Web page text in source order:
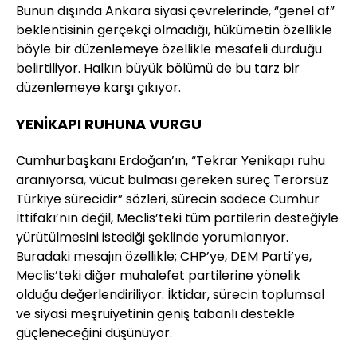
Bunun dışında Ankara siyasi çevrelerinde, “genel af”
beklentisinin gerçekçi olmadığı, hükümetin özellikle
böyle bir düzenlemeye özellikle mesafeli durduğu
belirtiliyor. Halkın büyük bölümü de bu tarz bir
düzenlemeye karşı çıkıyor.
YENİKAPI RUHUNA VURGU
Cumhurbaşkanı Erdoğan’ın, “Tekrar Yenikapı ruhu
aranıyorsa, vücut bulması gereken süreç Terörsüz
Türkiye sürecidir” sözleri, sürecin sadece Cumhur
İttifakı’nın değil, Meclis’teki tüm partilerin desteğiyle
yürütülmesini istediği şeklinde yorumlanıyor.
Buradaki mesajın özellikle; CHP’ye, DEM Parti’ye,
Meclis’teki diğer muhalefet partilerine yönelik
olduğu değerlendiriliyor. İktidar, sürecin toplumsal
ve siyasi meşruiyetinin geniş tabanlı destekle
güçleneceğini düşünüyor.